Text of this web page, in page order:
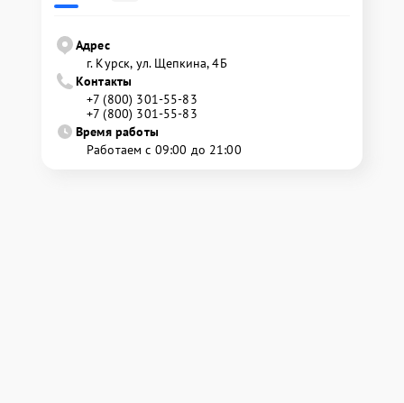
Адрес
г. Курск, ул. Щепкина, 4Б
Контакты
+7 (800) 301-55-83
+7 (800) 301-55-83
Время работы
Работаем с 09:00 до 21:00